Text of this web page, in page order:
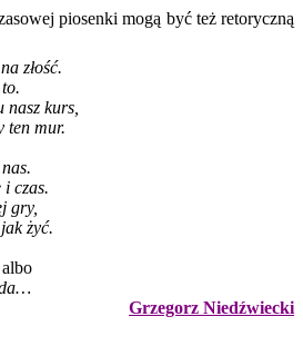
piosenki mogą być też retoryczną
złość.
nasz kurs,
ten mur.
i czas.
gry,
żyć.
albo
Grzegorz Niedźwiecki